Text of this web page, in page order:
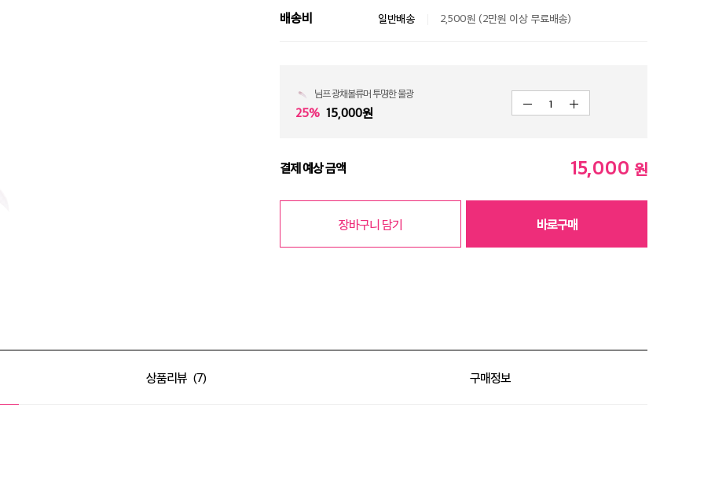
배송비 일반배송 2,500원 (2만원 이상 무료배송)
님프 광채볼류머 투명한 물광
25% 15,000원
1
결제 예상 금액 15,000 원
장바구니 담기 바로구매
상품리뷰 7 구매정보